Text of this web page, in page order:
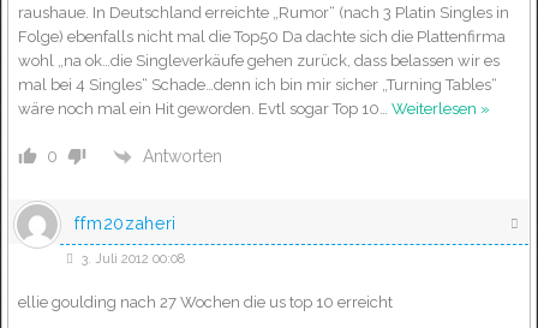
raushaue. In Deutschland erreichte „Rumor“ (nach 3 Platin Singles in
Folge) ebenfalls nicht mal die Top50 Da dachte sich die Plattenfirma
wohl „na ok…die Singleverkäufe gehen zurück, dass belassen wir es
mal bei 4 Singles“ Schade…denn ich bin mir sicher „Turning Tables“
wäre noch mal ein Hit geworden. Evtl sogar Top 10…Weiterlesen »
0 Antworten
ffm20zaheri
3. Juli 2012 00:08
ellie goulding nach 27 Wochen die us top 10 erreicht